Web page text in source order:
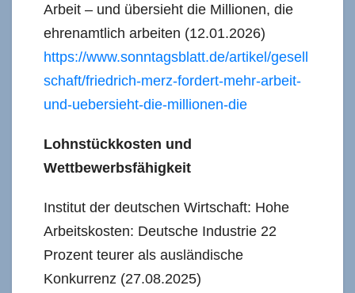
Arbeit – und übersieht die Millionen, die
ehrenamtlich arbeiten (12.01.2026)
https://www.sonntagsblatt.de/artikel/gesell
schaft/friedrich-merz-fordert-mehr-arbeit-
und-uebersieht-die-millionen-die
Lohnstückkosten und
Wettbewerbsfähigkeit
Institut der deutschen Wirtschaft: Hohe
Arbeitskosten: Deutsche Industrie 22
Prozent teurer als ausländische
Konkurrenz (27.08.2025)